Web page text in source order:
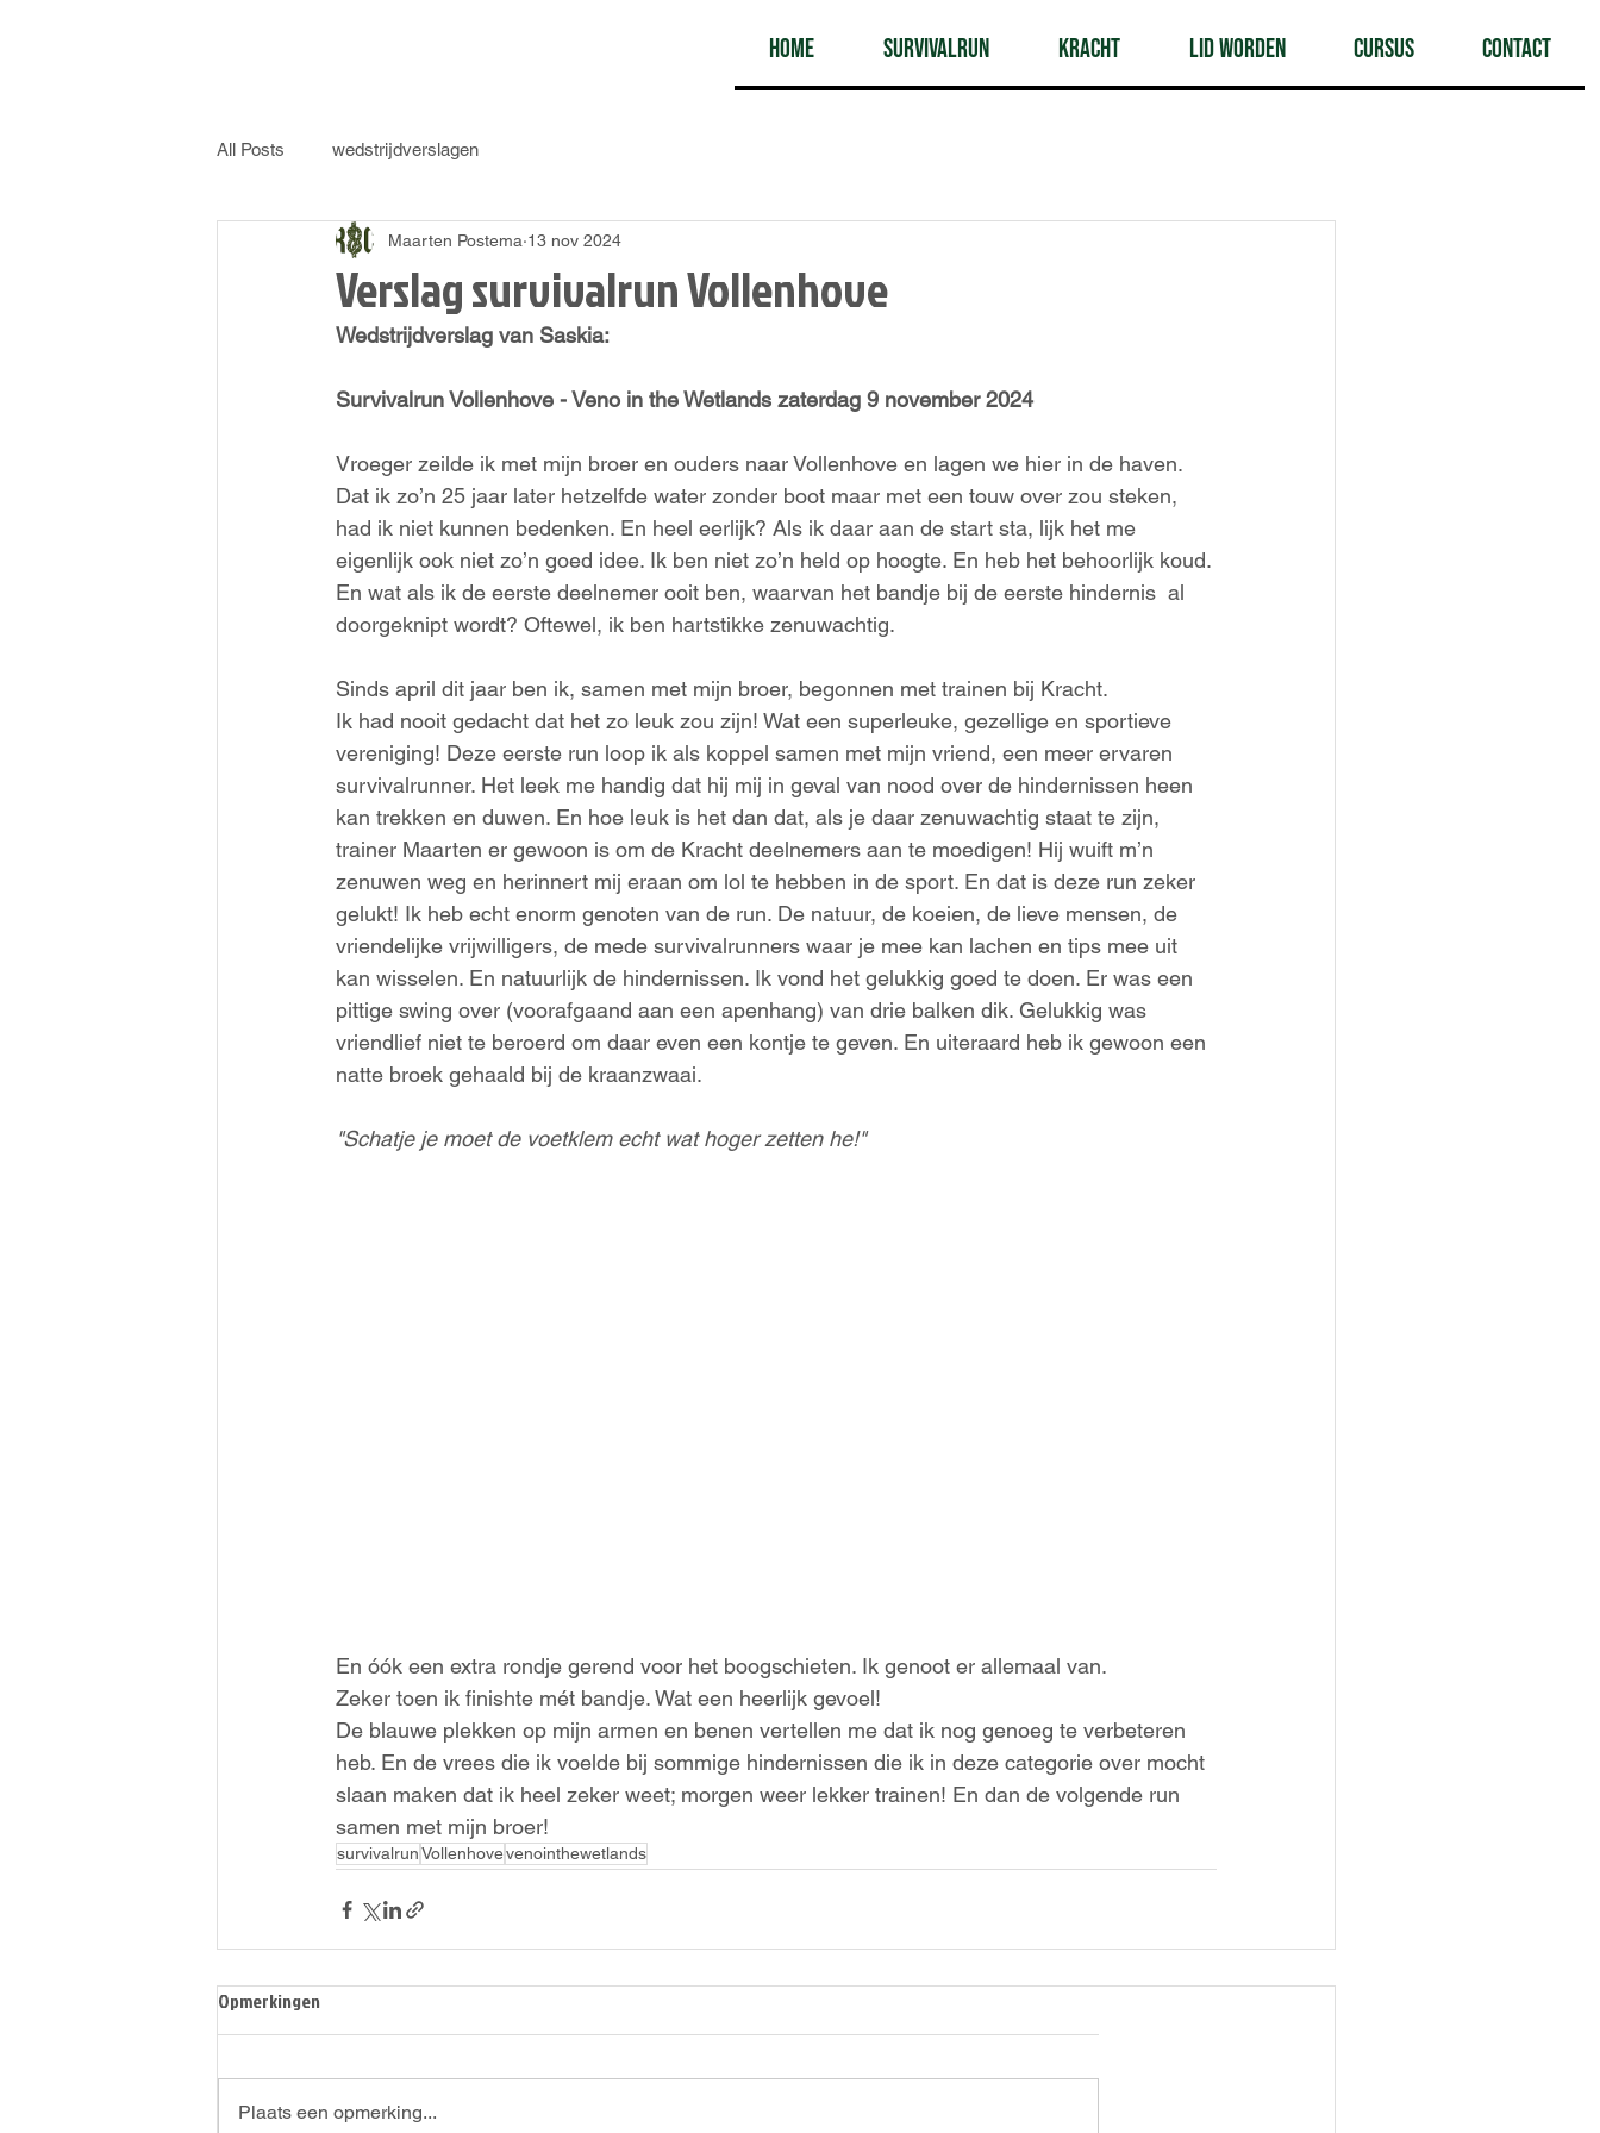
Home Survivalrun Kracht Lid worden Cursus Contact
All Posts wedstrijdverslagen
Verslag survivalrun Vollenhove
Maarten Postema 13 nov 2024
Wedstrijdverslag van Saskia:
Survivalrun Vollenhove - Veno in the Wetlands zaterdag 9 november 2024
Vroeger zeilde ik met mijn broer en ouders naar Vollenhove en lagen we hier in de haven.
Dat ik zo’n 25 jaar later hetzelfde water zonder boot maar met een touw over zou steken,
had ik niet kunnen bedenken. En heel eerlijk? Als ik daar aan de start sta, lijk het me
eigenlijk ook niet zo’n goed idee. Ik ben niet zo’n held op hoogte. En heb het behoorlijk koud.
En wat als ik de eerste deelnemer ooit ben, waarvan het bandje bij de eerste hindernis  al
doorgeknipt wordt? Oftewel, ik ben hartstikke zenuwachtig.
Sinds april dit jaar ben ik, samen met mijn broer, begonnen met trainen bij Kracht.
Ik had nooit gedacht dat het zo leuk zou zijn! Wat een superleuke, gezellige en sportieve
vereniging! Deze eerste run loop ik als koppel samen met mijn vriend, een meer ervaren
survivalrunner. Het leek me handig dat hij mij in geval van nood over de hindernissen heen
kan trekken en duwen. En hoe leuk is het dan dat, als je daar zenuwachtig staat te zijn,
trainer Maarten er gewoon is om de Kracht deelnemers aan te moedigen! Hij wuift m’n
zenuwen weg en herinnert mij eraan om lol te hebben in de sport. En dat is deze run zeker
gelukt! Ik heb echt enorm genoten van de run. De natuur, de koeien, de lieve mensen, de
vriendelijke vrijwilligers, de mede survivalrunners waar je mee kan lachen en tips mee uit
kan wisselen. En natuurlijk de hindernissen. Ik vond het gelukkig goed te doen. Er was een
pittige swing over (voorafgaand aan een apenhang) van drie balken dik. Gelukkig was
vriendlief niet te beroerd om daar even een kontje te geven. En uiteraard heb ik gewoon een
natte broek gehaald bij de kraanzwaai.
"Schatje je moet de voetklem echt wat hoger zetten he!"
En óók een extra rondje gerend voor het boogschieten. Ik genoot er allemaal van.
Zeker toen ik finishte mét bandje. Wat een heerlijk gevoel!
De blauwe plekken op mijn armen en benen vertellen me dat ik nog genoeg te verbeteren
heb. En de vrees die ik voelde bij sommige hindernissen die ik in deze categorie over mocht
slaan maken dat ik heel zeker weet; morgen weer lekker trainen! En dan de volgende run
samen met mijn broer!
survivalrunVollenhovevenointhewetlands
Opmerkingen
Plaats een opmerking...